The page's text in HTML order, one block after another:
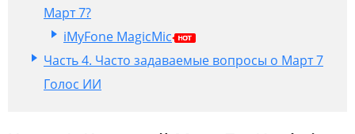
Март 7?
iMyFone MagicMic
Часть 4. Часто задаваемые вопросы о Март 7
Голос ИИ